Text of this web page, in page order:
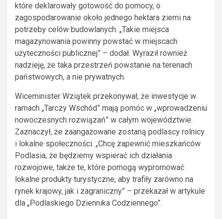
które deklarowały gotowość do pomocy, o
zagospodarowanie około jednego hektara ziemi na
potrzeby celów budowlanych. „Takie miejsca
magazynowania powinny powstać w miejscach
użyteczności publicznej” – dodał. Wyraził również
nadzieję, że taka przestrzeń powstanie na terenach
państwowych, a nie prywatnych.
Wiceminister Wziątek przekonywał, że inwestycje w
ramach „Tarczy Wschód” mają pomóc w „wprowadzeniu
nowoczesnych rozwiązań” w całym województwie.
Zaznaczył, że zaangażowane zostaną podlascy rolnicy
i lokalne społeczności. „Chcę zapewnić mieszkańców
Podlasia, że będziemy wspierać ich działania
rozwojowe, także te, które pomogą wypromować
lokalne produkty turystyczne, aby trafiły zarówno na
rynek krajowy, jak i zagraniczny” – przekazał w artykule
dla „Podlaskiego Dziennika Codziennego”.